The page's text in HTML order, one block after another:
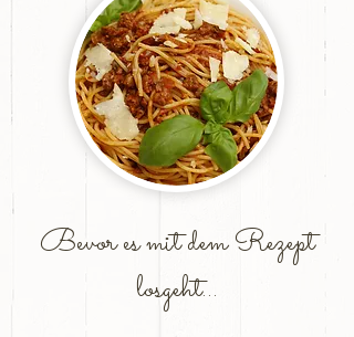
Bevor es mit dem Rezept
losgeht...